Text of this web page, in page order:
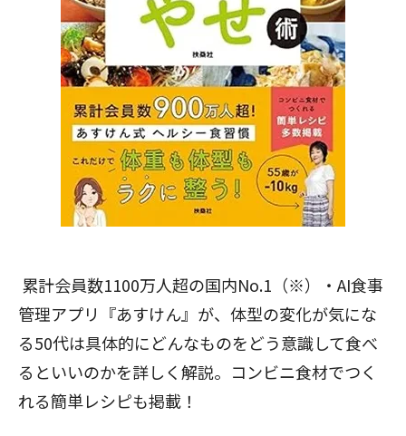
累計会員数1100万人超の国内No.1（※）・AI食事
管理アプリ『あすけん』が、体型の変化が気にな
る50代は具体的にどんなものをどう意識して食べ
るといいのかを詳しく解説。コンビニ食材でつく
れる簡単レシピも掲載！